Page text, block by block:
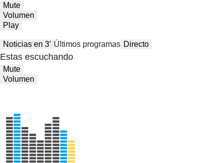
Mute
Volumen
Play
Noticias en 3′ Últimos programas Directo
Estas escuchando
Mute
Volumen